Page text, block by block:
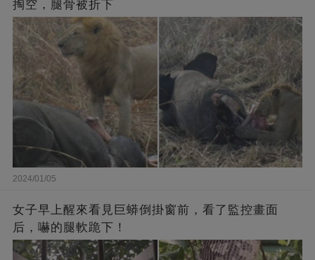
掏空，腿骨被折下
2024/01/05
女子早上醒來看見巨蟒倒掛窗前，看了監控畫面
后，嚇的腿軟跪下！